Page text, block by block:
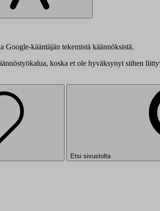
Google-kääntäjän tekemistä käännöksistä.
koska et ole hyväksynyt siihen
Etsi sivustolta